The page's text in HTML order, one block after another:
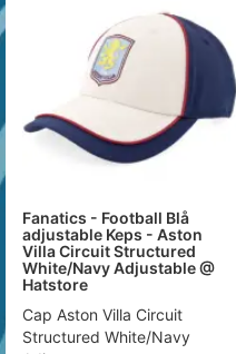
Fanatics - Football Blå
adjustable Keps - Aston
Villa Circuit Structured
White/Navy Adjustable @
Hatstore
Cap Aston Villa Circuit
Structured White/Navy